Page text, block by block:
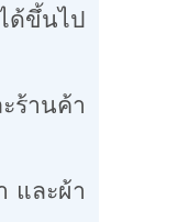
ด้ขึ้นไป
ร้านค้า
ละผ้า